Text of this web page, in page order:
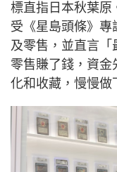
標直指日本秋葉原
受《星島頭條》
及零售，並直言「
零售賺了錢，資
化和收藏，慢慢做